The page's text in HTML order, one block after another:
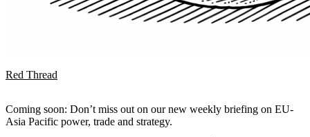
Red Thread
Coming soon: Don’t miss out on our new weekly briefing on EU-
Asia Pacific power, trade and strategy.